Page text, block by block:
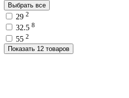
Выбрать все
29 2
32.5 8
55 2
Показать 12 товаров